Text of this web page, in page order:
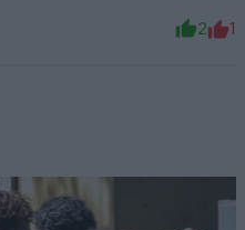
2 1